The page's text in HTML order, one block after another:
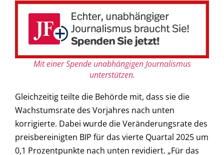
Mit einer Spende unabhängigen Journalismus
unterstützen.
Gleichzeitig teilte die Behörde mit, dass sie die
Wachstumsrate des Vorjahres nach unten
korrigierte. Dabei wurde die Veränderungsrate des
preisbereinigten BIP für das vierte Quartal 2025 um
0,1 Prozentpunkte nach unten revidiert. „Für das